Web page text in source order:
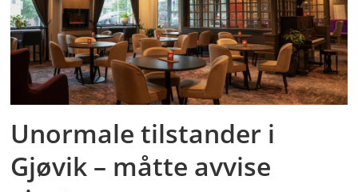
Unormale tilstander i
Gjøvik – måtte avvise